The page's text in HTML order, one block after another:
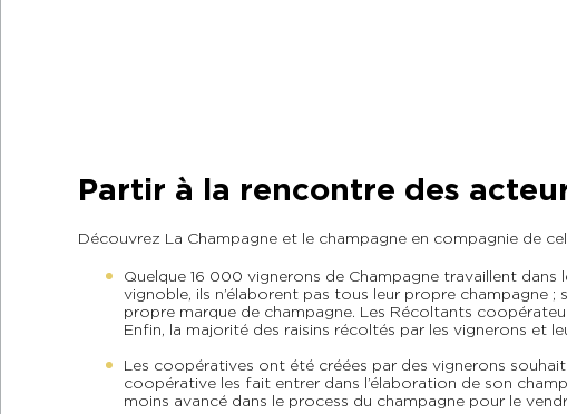
Partir à la rencontre des
Découvrez La Champagne et le champagne en compagnie de
Quelque 16 000 vignerons de Champagne travaillent dans
vignoble, ils n’élaborent pas tous leur propre champagne
propre marque de champagne. Les Récoltants
Enfin, la majorité des raisins récoltés par les vignerons et
Les coopératives ont été créées par des vignerons
coopérative les fait entrer dans l’élaboration de son
moins avancé dans le process du champagne pour le